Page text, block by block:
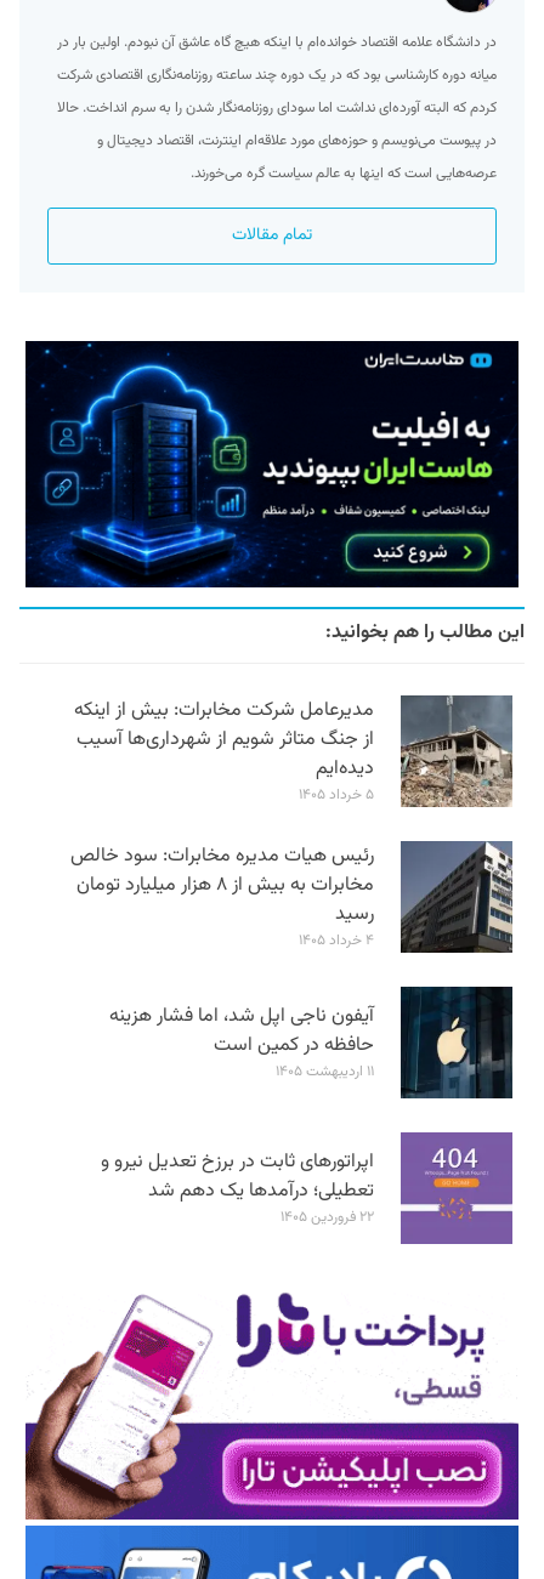
در دانشگاه علامه اقتصاد خوانده‌ام با اینکه هیچ گاه عاشق آن نبودم. اولین بار در
میانه دوره کارشناسی بود که در یک دوره چند ساعته روزنامه‌نگاری اقتصادی شرکت
کردم که البته آورده‌ای نداشت اما سودای روزنامه‌نگار شدن را به سرم انداخت. حالا
در پیوست می‌نویسم و حوزه‌‌های مورد علاقه‌ام اینترنت، اقتصاد دیجیتال و
عرصه‌هایی است که اینها به عالم سیاست گره می‌خورند.
تمام مقالات
این مطالب را هم بخوانید:
مدیرعامل شرکت مخابرات: بیش از اینکه
از جنگ متاثر شویم از شهرداری‌ها آسیب
دیده‌ایم
۵ خرداد ۱۴۰۵
رئیس هیات مدیره مخابرات: سود خالص
مخابرات به بیش از ۸ هزار میلیارد تومان
رسید
۴ خرداد ۱۴۰۵
آیفون ناجی اپل شد، اما فشار هزینه
حافظه در کمین است
۱۱ اردیبهشت ۱۴۰۵
اپراتورهای ثابت در برزخ تعدیل نیرو و
تعطیلی؛ درآمدها یک دهم شد
۲۲ فروردین ۱۴۰۵